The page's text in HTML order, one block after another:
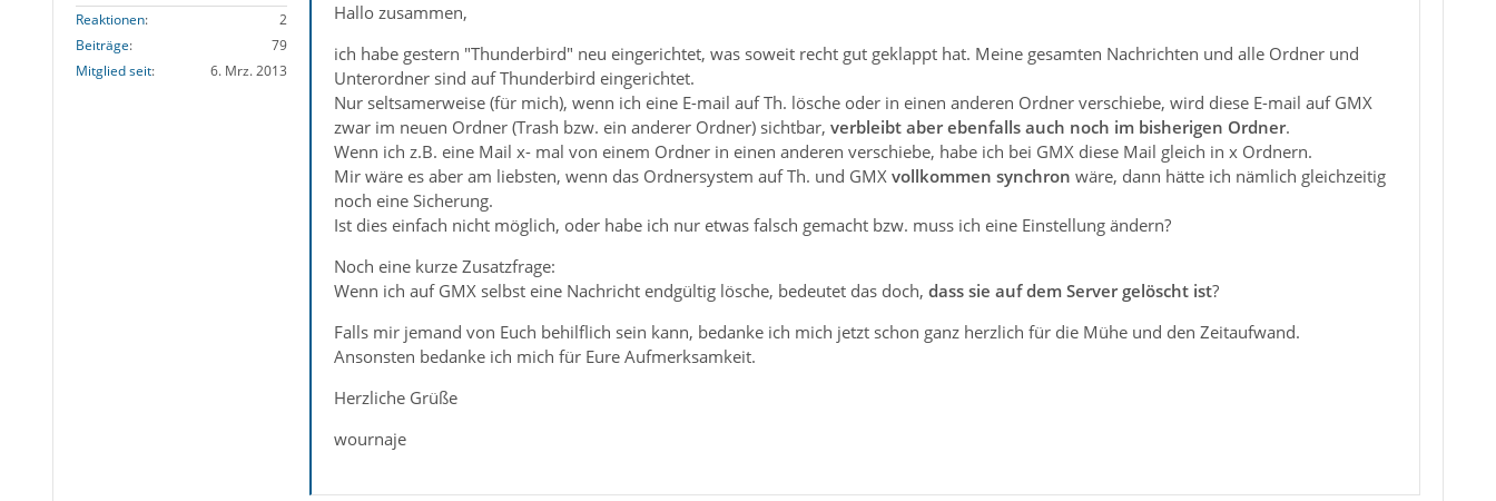
Reaktionen
2
Beiträge
79
Mitglied seit
6. Mrz. 2013
Hallo zusammen,
ich habe gestern "Thunderbird" neu eingerichtet, was soweit recht gut geklappt hat. Meine gesamten Nachrichten und alle Ordner und
Unterordner sind auf Thunderbird eingerichtet.
Nur seltsamerweise (für mich), wenn ich eine E-mail auf Th. lösche oder in einen anderen Ordner verschiebe, wird diese E-mail auf GMX
zwar im neuen Ordner (Trash bzw. ein anderer Ordner) sichtbar, verbleibt aber ebenfalls auch noch im bisherigen Ordner.
Wenn ich z.B. eine Mail x- mal von einem Ordner in einen anderen verschiebe, habe ich bei GMX diese Mail gleich in x Ordnern.
Mir wäre es aber am liebsten, wenn das Ordnersystem auf Th. und GMX vollkommen synchron wäre, dann hätte ich nämlich gleichzeitig
noch eine Sicherung.
Ist dies einfach nicht möglich, oder habe ich nur etwas falsch gemacht bzw. muss ich eine Einstellung ändern?
Noch eine kurze Zusatzfrage:
Wenn ich auf GMX selbst eine Nachricht endgültig lösche, bedeutet das doch, dass sie auf dem Server gelöscht ist?
Falls mir jemand von Euch behilflich sein kann, bedanke ich mich jetzt schon ganz herzlich für die Mühe und den Zeitaufwand.
Ansonsten bedanke ich mich für Eure Aufmerksamkeit.
Herzliche Grüße
wournaje